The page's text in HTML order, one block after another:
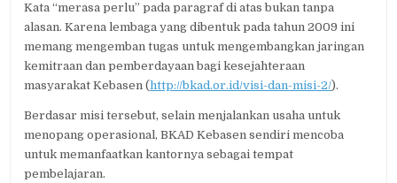
Kata “merasa perlu” pada paragraf di atas bukan tanpa
alasan. Karena lembaga yang dibentuk pada tahun 2009 ini
memang mengemban tugas untuk mengembangkan jaringan
kemitraan dan pemberdayaan bagi kesejahteraan
masyarakat Kebasen (http://bkad.or.id/visi-dan-misi-2/).
Berdasar misi tersebut, selain menjalankan usaha untuk
menopang operasional, BKAD Kebasen sendiri mencoba
untuk memanfaatkan kantornya sebagai tempat
pembelajaran.